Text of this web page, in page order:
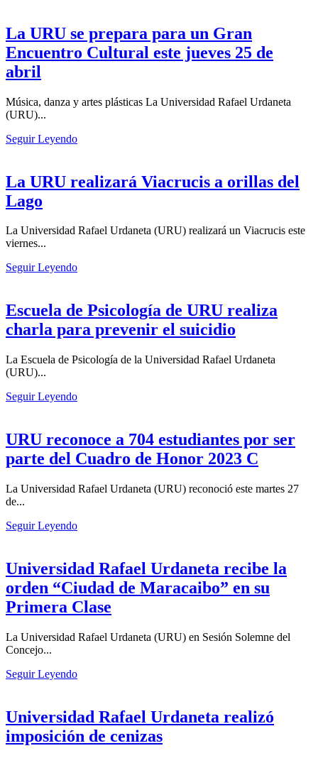
La URU se prepara para un Gran
Encuentro Cultural este jueves 25 de
abril
Música, danza y artes plásticas La Universidad Rafael Urdaneta
(URU)...
Seguir Leyendo
La URU realizará Viacrucis a orillas del
Lago⁣⁣
La Universidad Rafael Urdaneta (URU) realizará un Viacrucis este
viernes...
Seguir Leyendo
Escuela de Psicología de URU realiza
charla para prevenir el suicidio
La Escuela de Psicología de la Universidad Rafael Urdaneta
(URU)...
Seguir Leyendo
URU reconoce a 704 estudiantes por ser
parte del Cuadro de Honor 2023 C
La Universidad Rafael Urdaneta (URU) reconoció este martes 27
de...
Seguir Leyendo
Universidad Rafael Urdaneta recibe la
orden “Ciudad de Maracaibo” en su
Primera Clase
La Universidad Rafael Urdaneta (URU) en Sesión Solemne del
Concejo...
Seguir Leyendo
Universidad Rafael Urdaneta realizó
imposición de cenizas